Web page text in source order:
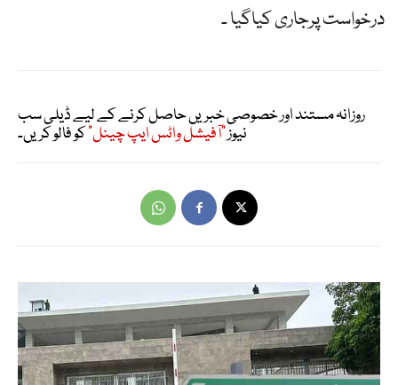
درخواست پرجاری کیاگیا ۔
روزانہ مستند اور خصوصی خبریں حاصل کرنے کے لیے ڈیلی سب
نیوز"آفیشل واٹس ایپ چینل"کو فالو کریں۔